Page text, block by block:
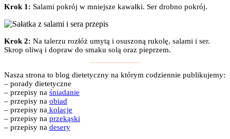
Krok 1: Salami pokrój w mniejsze kawałki. Ser drobno pokrój.
Krok 2: Na talerzu rozłóż umytą i osuszoną rukolę, salami i ser.
Skrop oliwą i dopraw do smaku solą oraz pieprzem.
Nasza strona to blog dietetyczny na którym codziennie publikujemy:
– porady dietetyczne
– przepisy na śniadanie
– przepisy na obiad
– przepisy na kolacje
– przepisy na przekąski
– przepisy na desery